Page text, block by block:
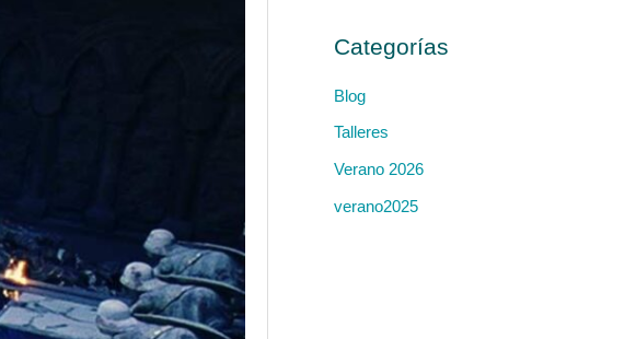
Categorías
Blog
Talleres
Verano 2026
verano2025